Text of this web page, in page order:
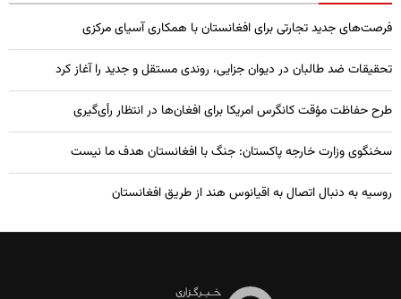
فرصت‌های جدید تجارتی برای افغانستان با همکاری آسیای مرکزی
تحقیقات ضد طالبان در دیوان جزایی، روندی مستقل و جدید را آغاز کرد
طرح حفاظت مؤقت کانگرس امریکا برای افغان‌ها در انتظار رأی‌گیری
سخنگوی وزارت خارجه پاکستان: جنگ با افغانستان هدف ما نیست
روسیه به دنبال اتصال به اقیانوس هند از طریق افغانستان